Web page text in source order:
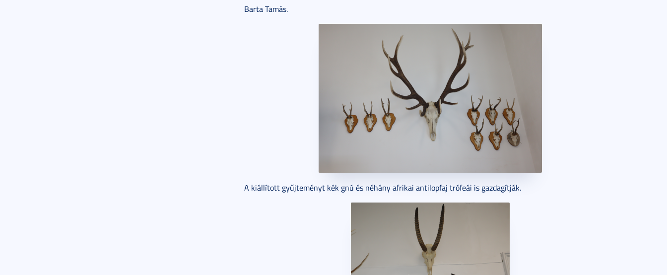
Barta Tamás.
A kiállított gyűjteményt kék gnú és néhány afrikai antilopfaj trófeái is gazdagítják.